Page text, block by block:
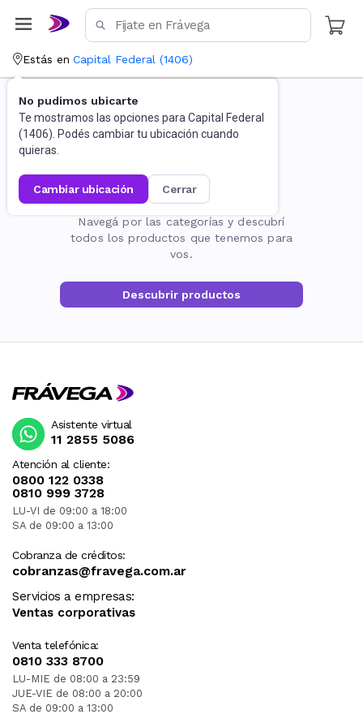
Estás en Capital Federal (1406)
No pudimos ubicarte
Te mostramos las opciones para Capital Federal
(1406). Podés cambiar tu ubicación cuando
quieras.
cambiar ubicación cerrar
La página no existe
Navegá por las categorías y descubrí
todos los productos que tenemos para
vos.
Descubrir productos
Atención al cliente:
0800 122 0338
0810 999 3728
LU-VI de 09:00 a 18:00
SA de 09:00 a 13:00
Cobranza de créditos:
cobranzas@fravega.com.ar
Servicios a empresas:
Ventas corporativas
Venta telefónica:
0810 333 8700
LU-MIE de 08:00 a 23:59
JUE-VIE de 08:00 a 20:00
SA de 09:00 a 13:00
Asistente virtual
11 2855 5086